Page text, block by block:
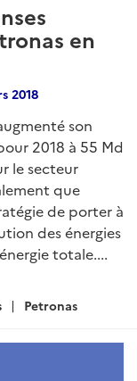
en
2018
son
2018 à 55 Md
le secteur
que
de porter à
des énergies
totale....
Petronas